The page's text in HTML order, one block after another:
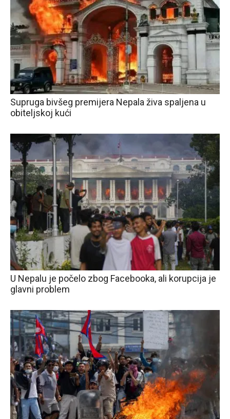
Supruga bivšeg premijera Nepala živa spaljena u
obiteljskoj kući
U Nepalu je počelo zbog Facebooka, ali korupcija je
glavni problem